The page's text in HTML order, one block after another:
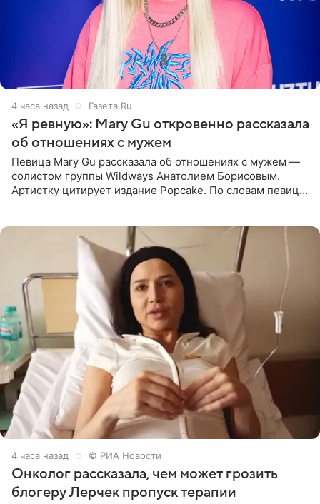
4 часа назад Газета.Ru
«Я ревную»: Mary Gu откровенно рассказала
об отношениях с мужем
Певица Mary Gu рассказала об отношениях с мужем —
солистом группы Wildways Анатолием Борисовым.
Артистку цитирует издание Popcake. По словам певицы,
4 часа назад © РИА Новости
Онколог рассказала, чем может грозить
блогеру Лерчек пропуск терапии